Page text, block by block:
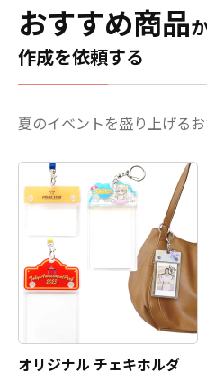
おすすめ商品
作成を依頼する
夏のイベントを盛り上げる
オリジナル チェキホルダ